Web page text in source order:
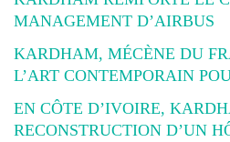
MANAGEMENT D’AIRBUS
KARDHAM, MÉCÈNE DU
L’ART CONTEMPORAIN
EN CÔTE D’IVOIRE,
RECONSTRUCTION D’UN